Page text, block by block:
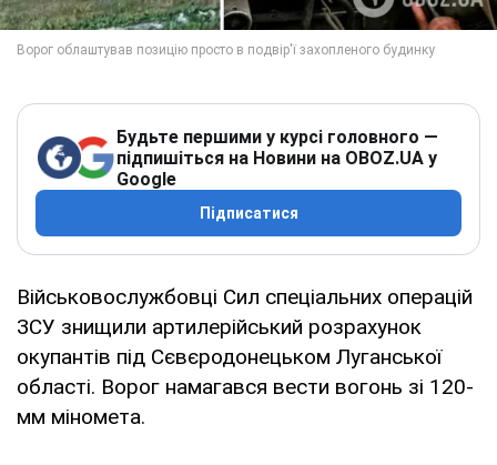
Будьте першими у курсі головного —
підпишіться на Новини на OBOZ.UA у
Google
Підписатися
Військовослужбовці Сил спеціальних операцій
ЗСУ знищили артилерійський розрахунок
окупантів під Сєвєродонецьком Луганської
області. Ворог намагався вести вогонь зі 120-
мм міномета.